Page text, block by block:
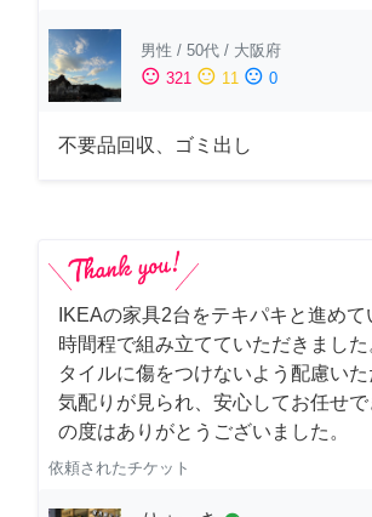
男性 / 50代 / 大阪府
sentiment_satisfied 321 sentiment_neutral 11 sentiment_dissatisfied 0
不要品回収、ゴミ出し
IKEAの家具2台をテキパキと進め
時間程で組み立てていただきまし
タイルに傷をつけないよう配慮いた
気配りが見られ、安心してお任せで
の度はありがとうございました。
依頼されたチケット